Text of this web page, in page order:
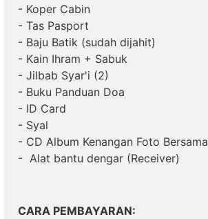
- Koper Cabin
- Tas Pasport
- Baju Batik (sudah dijahit)
- Kain Ihram + Sabuk
- Jilbab Syar'i (2)
- Buku Panduan Doa
- ID Card
- Syal
- CD Album Kenangan Foto Bersama
- Alat bantu dengar (Receiver)
CARA PEMBAYARAN: